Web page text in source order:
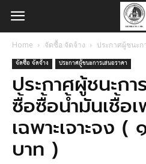
Home จัดซื้อ จัดจ้าง ประกาศผู้ชนะก
จัดซื้อ จัดจ้าง ประกาศผู้ชนะการเสนอราคา
ประกาศผู้ชนะกา
ซื้อซื้อน้ำมันเชื้อ
เฉพาะเจาะจง
บาท )